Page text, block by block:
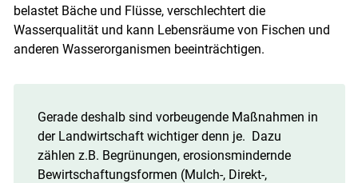
belastet Bäche und Flüsse, verschlechtert die
Wasserqualität und kann Lebensräume von Fischen und
anderen Wasserorganismen beeinträchtigen.
Gerade deshalb sind vorbeugende Maßnahmen in
der Landwirtschaft wichtiger denn je. Dazu
zählen z.B. Begrünungen, erosionsmindernde
Bewirtschaftungsformen (Mulch-, Direkt-,